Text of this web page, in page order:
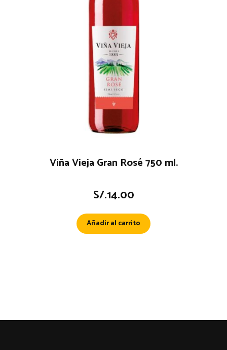
Viña Vieja Gran Rosé 750 ml.
S/.14.00
Añadir al carrito